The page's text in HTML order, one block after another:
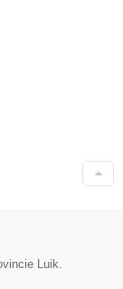
Luik.